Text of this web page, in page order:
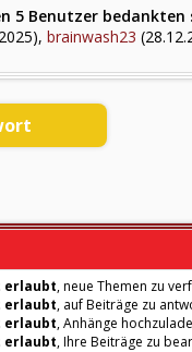
5 Benutzer
brainwash23
erlaubt, neue Themen zu
erlaubt, auf Beiträge zu
erlaubt, Anhänge
erlaubt, Ihre Beiträge zu